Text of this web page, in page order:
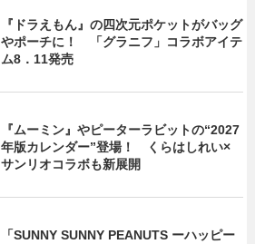
『ドラえもん』の四次元ポケットがバッグ
やポーチに！ 「グラニフ」コラボアイテ
ム8．11発売
『ムーミン』やピーターラビットの“2027
年版カレンダー”登場！ くらはしれい×
サンリオコラボも新展開
「SUNNY SUNNY PEANUTS ーハッピー